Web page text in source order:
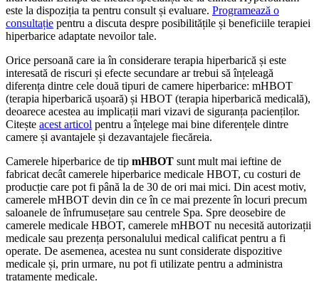
este la dispoziția ta pentru consult și evaluare. Programează o
consultație pentru a discuta despre posibilitățile și beneficiile terapiei
hiperbarice adaptate nevoilor tale.
Orice persoană care ia în considerare terapia hiperbarică și este
interesată de riscuri și efecte secundare ar trebui să înțeleagă
diferența dintre cele două tipuri de camere hiperbarice: mHBOT
(terapia hiperbarică ușoară) și HBOT (terapia hiperbarică medicală),
deoarece acestea au implicații mari vizavi de siguranța pacienților.
Citește acest articol pentru a înțelege mai bine diferențele dintre
camere și avantajele și dezavantajele fiecăreia.
Camerele hiperbarice de tip mHBOT sunt mult mai ieftine de
fabricat decât camerele hiperbarice medicale HBOT, cu costuri de
producție care pot fi până la de 30 de ori mai mici. Din acest motiv,
camerele mHBOT devin din ce în ce mai prezente în locuri precum
saloanele de înfrumusețare sau centrele Spa. Spre deosebire de
camerele medicale HBOT, camerele mHBOT nu necesită autorizații
medicale sau prezența personalului medical calificat pentru a fi
operate. De asemenea, acestea nu sunt considerate dispozitive
medicale și, prin urmare, nu pot fi utilizate pentru a administra
tratamente medicale.